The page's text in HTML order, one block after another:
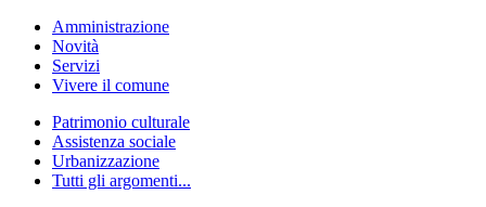
Amministrazione
Novità
Servizi
Vivere il comune
Patrimonio culturale
Assistenza sociale
Urbanizzazione
Tutti gli argomenti...